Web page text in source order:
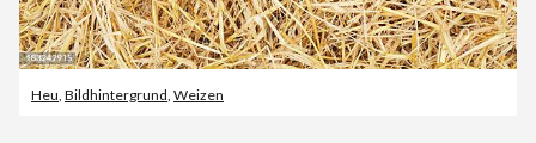
Heu, Bildhintergrund, Weizen